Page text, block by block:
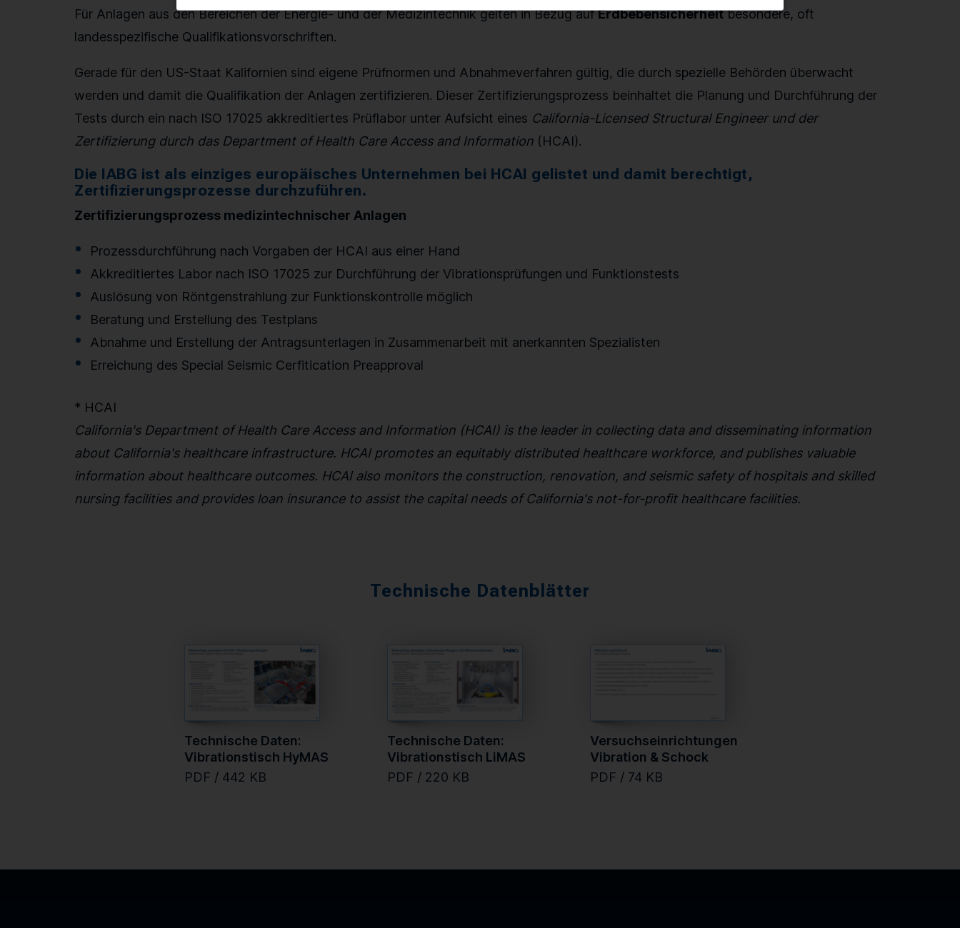
Für Anlagen aus den Bereichen der Energie- und der Medizintechnik gelten in Bezug aufErdbebensicherheitbesondere, oft
landesspezifische Qualifikationsvorschriften.
Gerade für den US-Staat Kalifornien sind eigene Prüfnormen und Abnahmeverfahren gültig, die durch spezielle Behörden überwacht
werden und damit die Qualifikation der Anlagen zertifizieren. Dieser Zertifizierungsprozess beinhaltet die Planung und Durchführung der
Tests durch ein nach ISO 17025 akkreditiertes Prüflabor unter Aufsicht eines California-Licensed Structural Engineer und der
Zertifizierung durch das Department of Health Care Access and Information (HCAI).
Die IABG ist als einziges europäisches Unternehmen bei HCAI gelistet und damit berechtigt,
Zertifizierungsprozesse durchzuführen.
Zertifizierungsprozess medizintechnischer Anlagen
Prozessdurchführung nach Vorgaben der HCAI aus einer Hand
Akkreditiertes Labor nach ISO 17025 zur Durchführung der Vibrationsprüfungen und Funktionstests
Auslösung von Röntgenstrahlung zur Funktionskontrolle möglich
Beratung und Erstellung des Testplans
Abnahme und Erstellung der Antragsunterlagen in Zusammenarbeit mit anerkannten Spezialisten
Erreichung des Special Seismic Cerfitication Preapproval
* HCAI
California's Department of Health Care Access and Information (HCAI) is the leader in collecting data and disseminating information
about California's healthcare infrastructure. HCAI promotes an equitably distributed healthcare workforce, and publishes valuable
information about healthcare outcomes. HCAI also monitors the construction, renovation, and seismic safety of hospitals and skilled
nursing facilities and provides loan insurance to assist the capital needs of California's not-for-profit healthcare facilities.
Technische Datenblätter
Technische Daten:
Vibrationstisch HyMAS
PDF / 442 KB
Technische Daten:
Vibrationstisch LiMAS
PDF / 220 KB
Versuchseinrichtungen
Vibration & Schock
PDF / 74 KB